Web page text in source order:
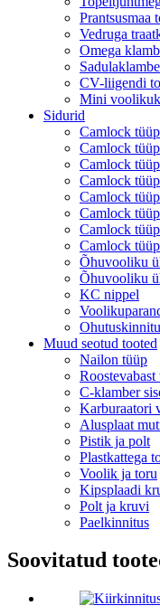
Prantsusmaa
Vedruga
Omega
CV-liigendi
Mini
Sidurid
Camlock
Camlock
Camlock
Camlock
Camlock
Camlock
Camlock
Camlock
Õhuvooliku
Õhuvooliku
KC nippel
Muud seotud tooted
Nailon tüüp
Roostevabast
C-klamber
Karburaatori
Alusplaat
Pistik ja polt
Plastkattega
Voolik ja toru
Kipsplaadi
Polt ja kruvi
Paelkinnitus
Soovitatud